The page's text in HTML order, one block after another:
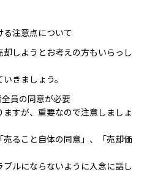
注意点について
しようとお考えの方もいらっし
きましょう。
員の同意が必要
すが、重要なので注意しましょ
ること自体の同意」、「売却価
ルにならないように入念に話し